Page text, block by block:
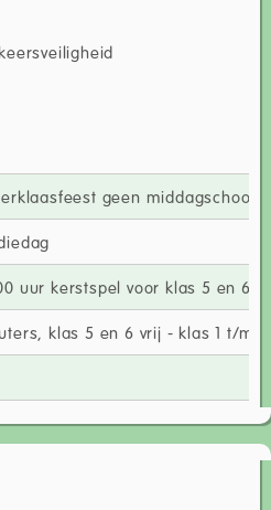
geen middagschool
uur kerstspel voor klas 5 en 6
klas 5 en 6 vrij - klas 1 t/m 4